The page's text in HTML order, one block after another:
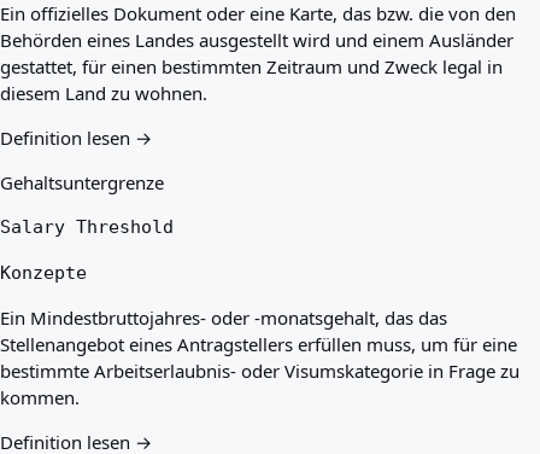
Ein offizielles Dokument oder eine Karte, das bzw. die von den
Behörden eines Landes ausgestellt wird und einem Ausländer
gestattet, für einen bestimmten Zeitraum und Zweck legal in
diesem Land zu wohnen.
Definition lesen →
Gehaltsuntergrenze
Salary Threshold
Konzepte
Ein Mindestbruttojahres- oder -monatsgehalt, das das
Stellenangebot eines Antragstellers erfüllen muss, um für eine
bestimmte Arbeitserlaubnis- oder Visumskategorie in Frage zu
kommen.
Definition lesen →